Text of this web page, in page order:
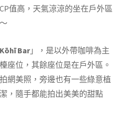
值高，天氣涼涼的坐在戶外區
Kōhī Bar」，是以外帶咖啡為主
座位，其餘座位是在戶外區。
網美照，旁邊也有一些綠意植
，隨手都能拍出美美的甜點